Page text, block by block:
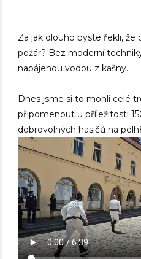
Za jak dlouho byste řekli, že
požár? Bez moderní
napájenou vodou z kašny…
Dnes jsme si to mohli celé
připomenout u příležitosti
dobrovolných hasičů na